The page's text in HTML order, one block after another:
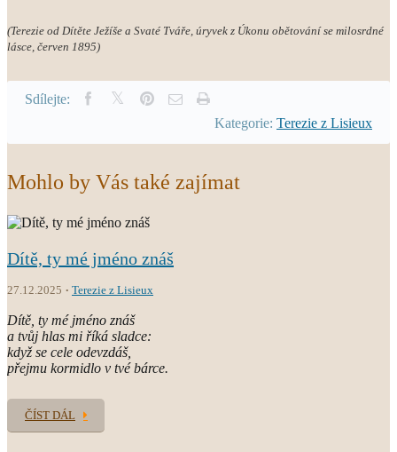
(Terezie od Dítěte Ježíše a Svaté Tváře, úryvek z Úkonu obětování se milosrdné
lásce, červen 1895)
Sdílejte:
Kategorie: Terezie z Lisieux
Mohlo by Vás také zajímat
Dítě, ty mé jméno znáš
27.12.2025 Terezie z Lisieux
Dítě, ty mé jméno znáš
a tvůj hlas mi říká sladce:
když se cele odevzdáš,
přejmu kormidlo v tvé bárce.
ČÍST DÁL